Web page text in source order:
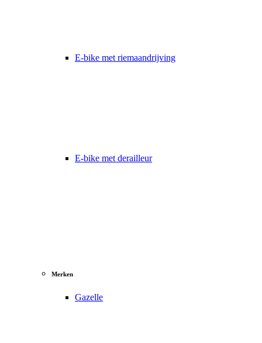
E-bike met riemaandrijving
E-bike met derailleur
Merken
Gazelle